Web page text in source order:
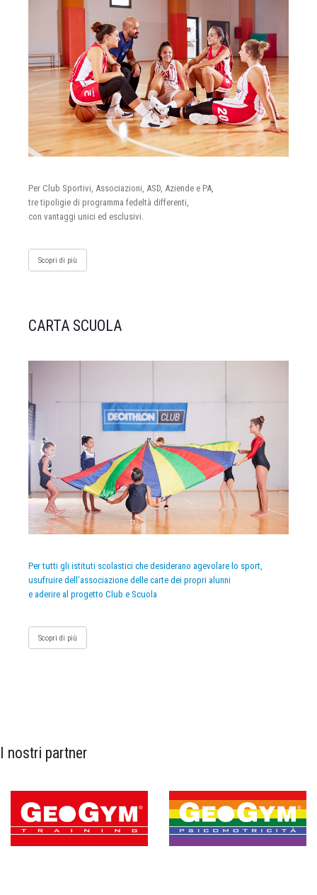
Per Club Sportivi, Associazioni, ASD, Aziende e PA,
tre tipoligie di programma fedeltà differenti,
con vantaggi unici ed esclusivi.
Scopri di più
CARTA SCUOLA
Per tutti gli istituti scolastici che desiderano agevolare lo sport,
usufruire dell’associazione delle carte dei propri alunni
e aderire al progetto Club e Scuola
Scopri di più
I nostri partner